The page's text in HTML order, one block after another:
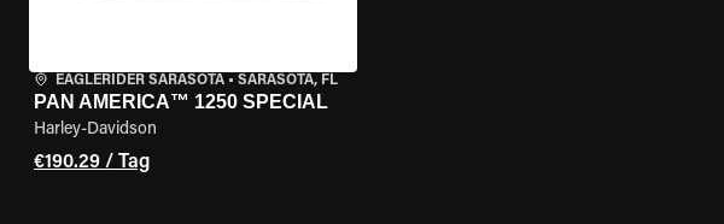
EAGLERIDER SARASOTA • SARASOTA, FL
PAN AMERICA™ 1250 SPECIAL
Harley-Davidson
€190.29 / Tag